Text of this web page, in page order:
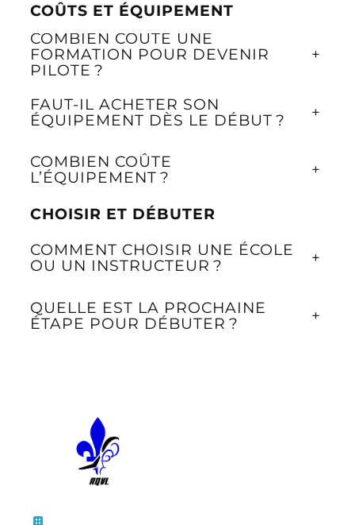
COÛTS ET ÉQUIPEMENT
COMBIEN COÛTE UNE
FORMATION POUR DEVENIR
PILOTE ?
+
FAUT-IL ACHETER SON
ÉQUIPEMENT DÈS LE DÉBUT ?
+
COMBIEN COÛTE
L’ÉQUIPEMENT ?
+
CHOISIR ET DÉBUTER
COMMENT CHOISIR UNE ÉCOLE
OU UN INSTRUCTEUR ?
+
QUELLE EST LA PROCHAINE
ÉTAPE POUR DÉBUTER ?
+